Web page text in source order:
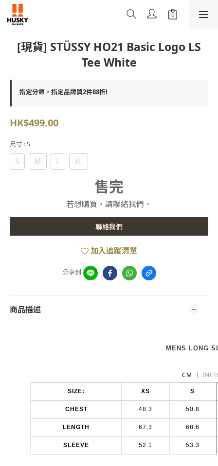
[現貨] STÜSSY HO21 Basic Logo LS
Tee White
指定分類，指定品牌買2件88折!
HK$499.00
尺寸 : S
S M L XL
售完
若想購買，請聯絡我們。
聯絡我們
加入追蹤清單
分享到
商品描述
MENS LONG
CM
SIZE: XS S
CHEST 48.3 50.8
LENGTH 67.3 68.6
SLEEVE 52.1 53.3